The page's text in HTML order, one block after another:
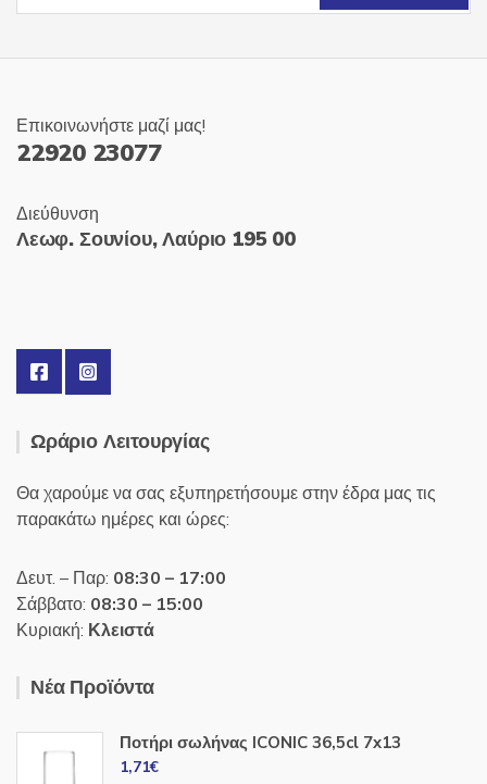
Επικοινωνήστε μαζί μας!
22920 23077
Διεύθυνση
Λεωφ. Σουνίου, Λαύριο 195 00
Ωράριο Λειτουργίας
Θα χαρούμε να σας εξυπηρετήσουμε στην έδρα μας τις
παρακάτω ημέρες και ώρες:
Δευτ. – Παρ: 08:30 – 17:00
Σάββατο: 08:30 – 15:00
Κυριακή: Κλειστά
Νέα Προϊόντα
Ποτήρι σωλήνας ICONIC 36,5cl 7x13
1,71€